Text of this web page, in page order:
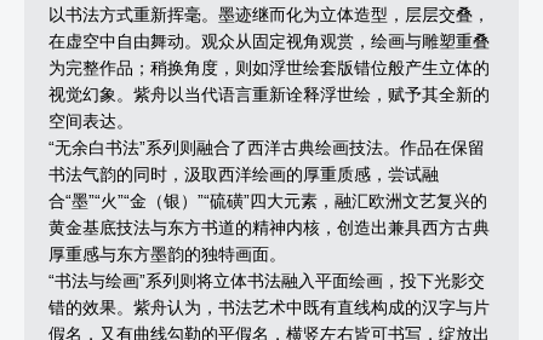
以书法方式重新挥毫。墨迹继而化为立体造型，层层交叠，
在虚空中自由舞动。观众从固定视角观赏，绘画与雕塑重叠
为完整作品；稍换角度，则如浮世绘套版错位般产生立体的
视觉幻象。紫舟以当代语言重新诠释浮世绘，赋予其全新的
空间表达。
“无余白书法”系列则融合了西洋古典绘画技法。作品在保留
书法气韵的同时，汲取西洋绘画的厚重质感，尝试融
合“墨”“火”“金（银）”“硫磺”四大元素，融汇欧洲文艺复兴的
黄金基底技法与东方书道的精神内核，创造出兼具西方古典
厚重感与东方墨韵的独特画面。
“书法与绘画”系列则将立体书法融入平面绘画，投下光影交
错的效果。紫舟认为，书法艺术中既有直线构成的汉字与片
假名，又有曲线勾勒的平假名，横竖左右皆可书写，绽放出